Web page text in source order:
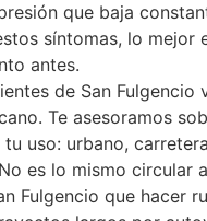
que baja
síntomas, lo mejor
antes.
de San Fulgencio
Te asesoramos
tu uso: urbano,
es lo mismo circular
Fulgencio que hacer